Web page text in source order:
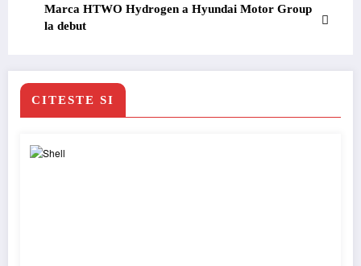
Marca HTWO Hydrogen a Hyundai Motor Group
la debut
CITESTE SI